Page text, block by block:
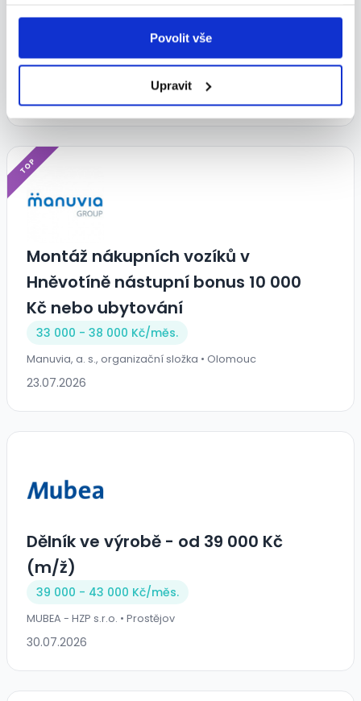
Povolit vše
Upravit
Operátor - Třízení
měs.
TOP
Montáž nákupních vozíků v
Hněvotíně nástupní bonus 10 000
Kč nebo ubytování
33 000 - 38 000 Kč/měs.
Manuvia, a. s., organizační složka • Olomouc
23.07.2026
Dělník ve výrobě - od 39 000 Kč
(m/ž)
39 000 - 43 000 Kč/měs.
MUBEA - HZP s.r.o. • Prostějov
30.07.2026